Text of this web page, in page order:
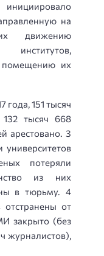
на
движению
институтов,
помещению их
года, 151 тысяч
тысяч 668
арестовано. 3
потеряли
из них
в тюрьму. 4
от
закрыто (без
журналистов),